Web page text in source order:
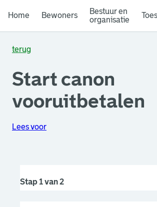
Home Bewoners
Bestuur en
organisatie
terug
Start canon
vooruitbetalen
Lees voor
Stap 1 van 2